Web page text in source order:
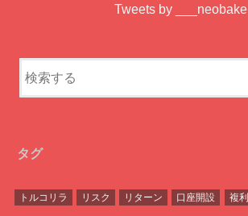
Tweets by ___neobake
タグ
トルコリラ リスク リターン 口座開設 複利